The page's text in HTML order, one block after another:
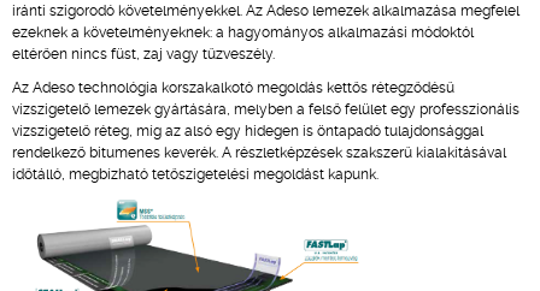
iránti szigorodó követelményekkel. Az Adeso lemezek alkalmazása megfelel
ezeknek a követelményeknek: a hagyományos alkalmazási módoktól
eltérően nincs füst, zaj vagy tűzveszély.
Az Adeso technológia korszakalkotó megoldás kettős rétegződésű
vízszigetelő lemezek gyártására, melyben a felső felület egy professzionális
vízszigetelő réteg, míg az alsó egy hidegen is öntapadó tulajdonsággal
rendelkező bitumenes keverék. A részletképzések szakszerű kialakításával
időtálló, megbízható tetőszigetelési megoldást kapunk.